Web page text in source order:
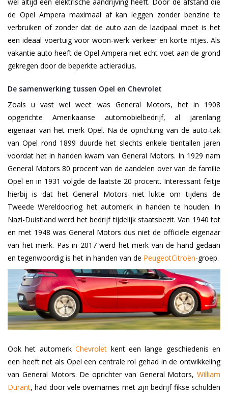
de Opel Ampera maximaal af kan leggen zonder benzine te
verbruiken of zonder dat de auto aan de laadpaal moet is het
een ideaal voertuig voor woon-werk verkeer en korte ritjes. Als
vakantie auto heeft de Opel Ampera niet echt voet aan de grond
gekregen door de beperkte actieradius.
De samenwerking tussen Opel en Chevrolet
Zoals u vast wel weet was General Motors, het in 1908
opgerichte Amerikaanse automobielbedrijf, al jarenlang
eigenaar van het merk Opel. Na de oprichting van de auto-tak
van Opel rond 1899 duurde het slechts enkele tientallen jaren
voordat het in handen kwam van General Motors. In 1929 nam
General Motors 80 procent van de aandelen over van de familie
Opel en in 1931 volgde de laatste 20 procent. Interessant feitje
hierbij is dat het General Motors niet lukte om tijdens de
Tweede Wereldoorlog het automerk in handen te houden. In
Nazi-Duistland werd het bedrijf tijdelijk staatsbezit. Van 1940 tot
en met 1948 was General Motors dus niet de officiële eigenaar
van het merk. Pas in 2017 werd het merk van de hand gedaan
en tegenwoordig is het in handen van de PeugeotCitroën-groep.
Ook het automerkChevrolet kent een lange geschiedenis en
een heeft net als Opel een centrale rol gehad in de ontwikkeling
van General Motors. De oprichter van General Motors, William
Durant,had door vele overnames met zijn bedrijf fikse schulden